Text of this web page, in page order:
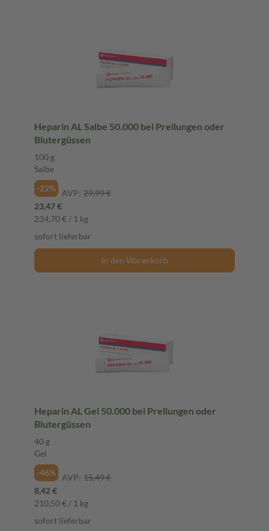
Heparin AL Salbe 50.000 bei Prellungen oder
Blutergüssen
100 g
Salbe
-22%
AVP: 29,99 €
23,47 €
234,70 € / 1 kg
sofort lieferbar
In den Warenkorb
Heparin AL Gel 50.000 bei Prellungen oder
Blutergüssen
40 g
Gel
-46%
AVP: 15,49 €
8,42 €
210,50 € / 1 kg
sofort lieferbar